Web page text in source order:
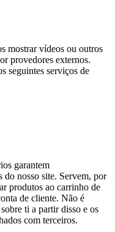
mostrar vídeos ou outros
provedores externos.
seguintes serviços de
garantem
do nosso site. Servem, por
produtos ao carrinho de
de cliente. Não é
ti a partir disso e os
com terceiros.